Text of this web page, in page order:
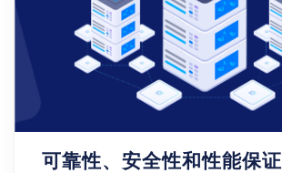
可靠性、安全性和性能保证